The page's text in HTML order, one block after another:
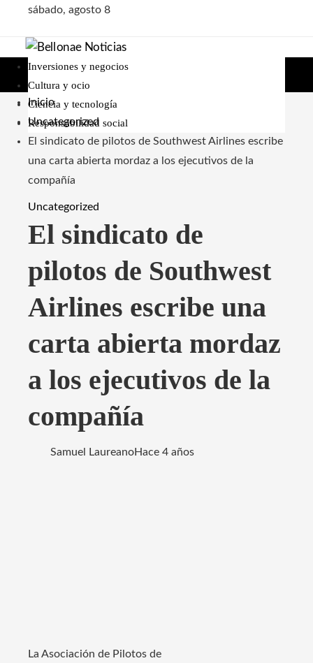
sábado, agosto 8
Inversiones y negocios
Cultura y ocio
Ciencia y tecnología
Responsabilidad social
Inicio
Uncategorized
El sindicato de pilotos de Southwest Airlines escribe
una carta abierta mordaz a los ejecutivos de la
compañía
Uncategorized
El sindicato de
pilotos de Southwest
Airlines escribe una
carta abierta mordaz
a los ejecutivos de la
compañía
Samuel LaureanoHace 4 años
La Asociación de Pilotos de